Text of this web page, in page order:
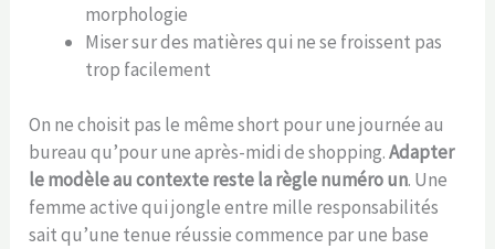
morphologie
Miser sur des matières qui ne se froissent pas
trop facilement
On ne choisit pas le même short pour une journée au
bureau qu’pour une après-midi de shopping.Adapter
le modèle au contexte reste la règle numéro un. Une
femme active qui jongle entre mille responsabilités
sait qu’une tenue réussie commence par une base